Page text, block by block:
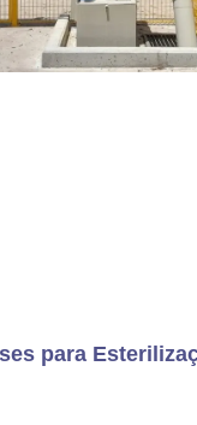
para